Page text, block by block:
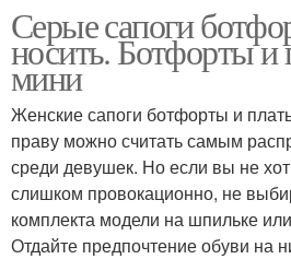
Серые сапоги
носить. Ботфорты и
мини
Женские сапоги ботфорты и
праву можно считать самым
среди девушек. Но если вы не
слишком провокационно, не
комплекта модели на шпильке
Отдайте предпочтение обуви на